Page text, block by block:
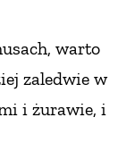
warto
zaledwie w
i żurawie, i